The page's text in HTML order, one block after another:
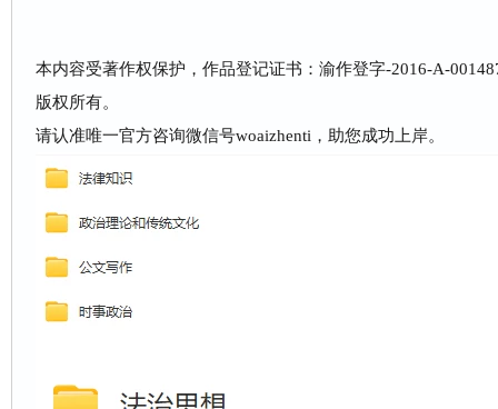
本内容受著作权保护，作品登记证书：渝作登字-2016-A-
版权所有。
请认准唯一官方咨询微信号woaizhenti，助您成功上岸。